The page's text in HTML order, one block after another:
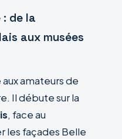
de la
aux musées
amateurs de
Il débute sur la
, face au
les façades Belle